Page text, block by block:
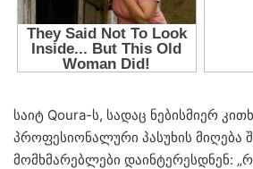
საიტ Qoura-ს, სადაც ნებისმიერ
პროფესიონალური პასუხის მიღება
მომხმარებლები დაინტერესდნენ: